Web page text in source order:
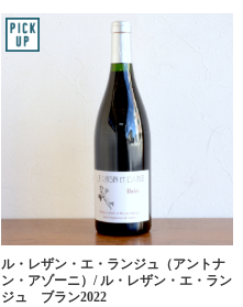
ル・レザン・エ・ランジュ（アントナ
ン・アゾーニ）/ ル・レザン・エ・ラン
ジュ ブラン2022